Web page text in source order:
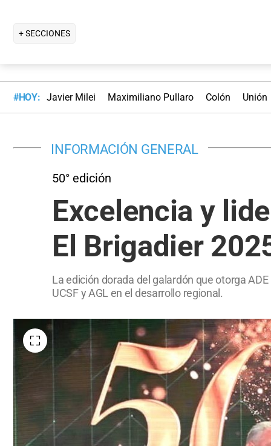
+ SECCIONES
#HOY: Javier Milei Maximiliano Pullaro Colón Unión
INFORMACIÓN GENERAL
50° edición
Excelencia y
El Brigadier
La edición dorada del galardón que otorga
UCSF y AGL en el desarrollo regional.